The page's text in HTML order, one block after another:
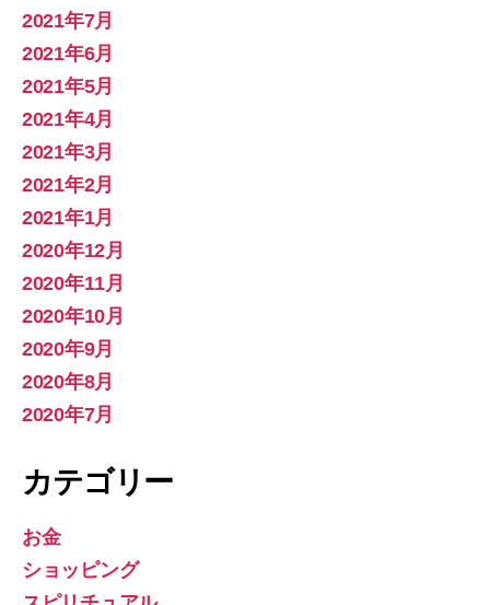
2021年7月
2021年6月
2021年5月
2021年4月
2021年3月
2021年2月
2021年1月
2020年12月
2020年11月
2020年10月
2020年9月
2020年8月
2020年7月
カテゴリー
お金
ショッピング